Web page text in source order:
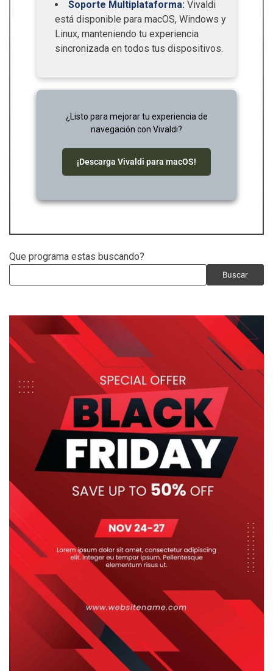
Soporte Multiplataforma: Vivaldi
está disponible para macOS, Windows y
Linux, manteniendo tu experiencia
sincronizada en todos tus dispositivos.
¿Listo para mejorar tu experiencia de
navegación con Vivaldi?
¡Descarga Vivaldi para macOS!
Que programa estas buscando?
Buscar